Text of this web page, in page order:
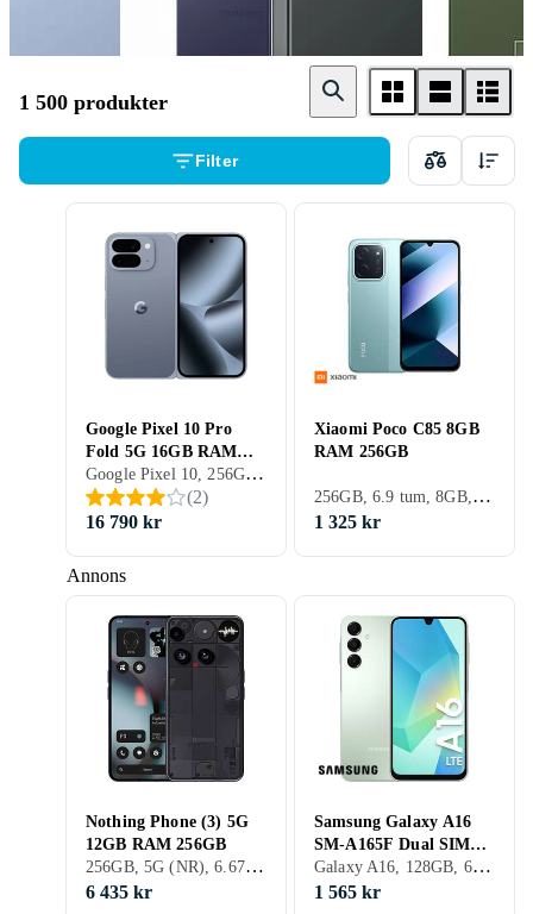
1 500 produkter
Filter
Annons
Google Pixel 10 Pro
Fold 5G 16GB RAM
256GB
Google Pixel 10, 256GB, 5G (NR), 8 tum, 16GB, 2025
(2)
16 790 kr
Xiaomi Poco C85 8GB
RAM 256GB
256GB, 6.9 tum, 8GB, 2025
1 325 kr
Nothing Phone (3) 5G
12GB RAM 256GB
256GB, 5G (NR), 6.67 tum, 12GB, 2025
6 435 kr
Samsung Galaxy A16
SM-A165F Dual SIM
4GB RAM 128GB
Galaxy A16, 128GB, 6.7 tum, 4GB, 2024
1 565 kr